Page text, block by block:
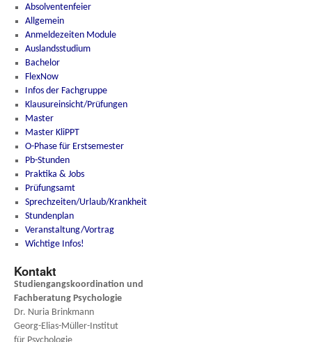
Absolventenfeier
Allgemein
Anmeldezeiten Module
Auslandsstudium
Bachelor
FlexNow
Infos der Fachgruppe
Klausureinsicht/Prüfungen
Master
Master KliPPT
O-Phase für Erstsemester
Pb-Stunden
Praktika & Jobs
Prüfungsamt
Sprechzeiten/Urlaub/Krankheit
Stundenplan
Veranstaltung/Vortrag
Wichtige Infos!
Kontakt
Studiengangskoordination und
Fachberatung Psychologie
Dr. Nuria Brinkmann
Georg-Elias-Müller-Institut